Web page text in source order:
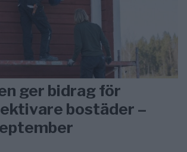
ger bidrag för
bostäder –